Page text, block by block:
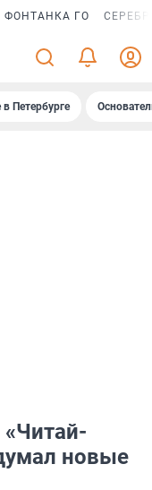
ФОНТАНКА ГО
Петербурге
новые